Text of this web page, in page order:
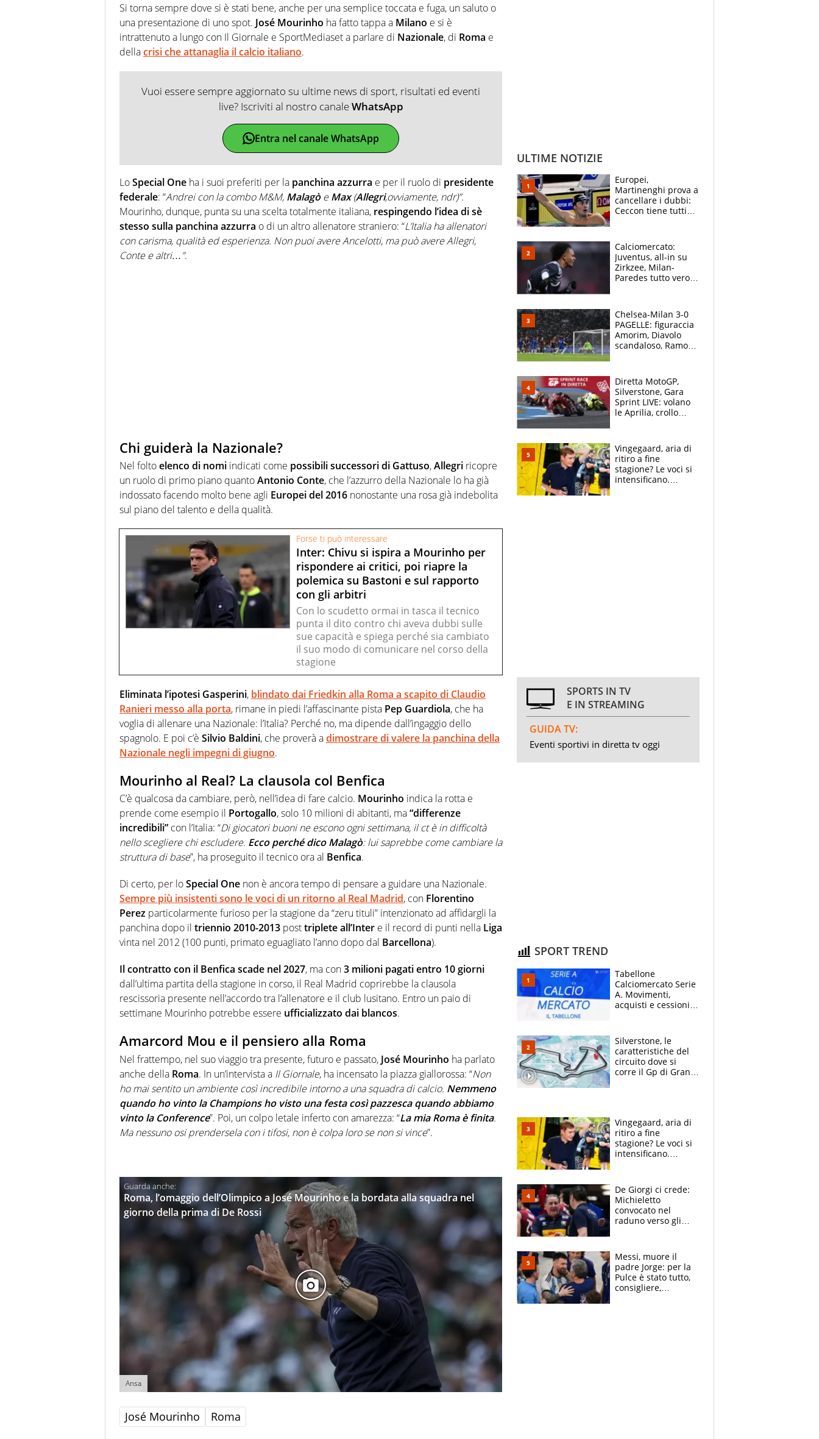
Si torna sempre dove si è stati bene, anche per una semplice toccata e fuga, un saluto o
una presentazione di uno spot. José Mourinho ha fatto tappa a Milano e si è
intrattenuto a lungo con Il Giornale e SportMediaset a parlare di Nazionale, di Roma e
dellacrisi che attanaglia il calcio italiano.
Vuoi essere sempre aggiornato su ultime news di sport, risultati ed eventi
live? Iscriviti al nostro canaleWhatsApp
Entra nel canale WhatsApp
LoSpecial One ha i suoi preferiti per la panchina azzurra e per il ruolo di presidente
federale: “Andrei con la combo M&M, MalagòeMax(Allegri,ovviamente, ndr)”.
Mourinho, dunque, punta su una scelta totalmente italiana, respingendo l’idea di sè
stesso sulla panchina azzurra o di un altro allenatore straniero: “L’Italia ha allenatori
con carisma, qualità ed esperienza. Non puoi avere Ancelotti, ma può avere Allegri,
Conte e altri…”.
Chi guiderà la Nazionale?
Nel foltoelenco di nomi indicati come possibili successori di Gattuso,Allegri ricopre
un ruolo di primo piano quantoAntonio Conte, che l’azzurro della Nazionale lo ha già
indossato facendo molto bene agli Europei del 2016 nonostante una rosa già indebolita
sul piano del talento e della qualità.
Forse ti può interessare
Inter: Chivu si ispira a Mourinho per
rispondere ai critici, poi riapre la
polemica su Bastoni e sul rapporto
con gli arbitri
Con lo scudetto ormai in tasca il tecnico
punta il dito contro chi aveva dubbi sulle
sue capacità e spiega perché sia cambiato
il suo modo di comunicare nel corso della
stagione
Eliminata l’ipotesi Gasperini, blindato dai Friedkin alla Roma a scapito di Claudio
Ranieri messo alla porta, rimane in piedi l’affascinante pista Pep Guardiola, che ha
voglia di allenare una Nazionale: l’Italia? Perché no, ma dipende dall’ingaggio dello
spagnolo. E poi c’è Silvio Baldini, che proverà adimostrare di valere la panchina della
Nazionale negli impegni di giugno.
Mourinho al Real? La clausola col Benfica
C’è qualcosa da cambiare, però, nell’idea di fare calcio. Mourinho indica la rotta e
prende come esempio il Portogallo, solo 10 milioni di abitanti, ma“differenze
incredibili” con l’Italia: “Di giocatori buoni ne escono ogni settimana, il ct è in difficoltà
nello scegliere chi escludere. Ecco perché dico Malagò: lui saprebbe come cambiare la
struttura di base”, ha proseguito il tecnico ora al Benfica.
Di certo, per loSpecial One non è ancora tempo di pensare a guidare una Nazionale.
Sempre più insistenti sono le voci di un ritorno al Real Madrid, con Florentino
Perez particolarmente furioso per la stagione da “zeru tituli” intenzionato ad affidargli la
panchina dopo il triennio 2010-2013 posttriplete all’Inter e il record di punti nella Liga
vinta nel 2012 (100 punti, primato eguagliato l’anno dopo dal Barcellona).
Il contratto con il Benfica scade nel 2027, ma con3 milioni pagati entro 10 giorni
dall’ultima partita della stagione in corso, il Real Madrid coprirebbe la clausola
rescissoria presente nell’accordo tra l’allenatore e il club lusitano. Entro un paio di
settimane Mourinho potrebbe essere ufficializzato dai blancos.
Amarcord Mou e il pensiero alla Roma
Nel frattempo, nel suo viaggio tra presente, futuro e passato, José Mourinho ha parlato
anche della Roma. In un’intervista a Il Giornale, ha incensato la piazza giallorossa: “Non
ho mai sentito un ambiente così incredibile intorno a una squadra di calcio. Nemmeno
quando ho vinto la Champions ho visto una festa così pazzesca quando abbiamo
vinto la Conference”. Poi, un colpo letale inferto con amarezza: “La mia Roma è finita.
Ma nessuno osi prendersela con i tifosi, non è colpa loro se non si vince”.
Roma, l’omaggio dell’Olimpico a José Mourinho e la bordata alla squadra nel
giorno della prima di De Rossi
Ansa
José Mourinho Roma
ULTIME NOTIZIE
Europei,
Martinenghi prova a
cancellare i dubbi:
Ceccon tiene tutti
Curtis
Calciomercato:
Juventus, all-in su
Zirkzee, Milan-
Paredes tutto vero,
Chelsea-Milan 3-0
PAGELLE: figuraccia
Amorim, Diavolo
scandaloso, Ramos
Diretta MotoGP,
Silverstone, Gara
Sprint LIVE: volano
le Aprilia, crollo
Vingegaard, aria di
ritiro a fine
stagione? Le voci si
intensificano.
SPORTS IN TV
E IN STREAMING
GUIDA TV:
Eventi sportivi in diretta tv oggi
SPORT TREND
Tabellone
Calciomercato Serie
A. Movimenti,
acquisti e cessioni:
Silverstone, le
caratteristiche del
circuito dove si
corre il Gp di Gran
Vingegaard, aria di
ritiro a fine
stagione? Le voci si
intensificano.
vuole la Roubaix
De Giorgi ci crede:
Michieletto
convocato nel
raduno verso gli
Messi, muore il
padre Jorge: per la
Pulce è stato tutto,
consigliere,